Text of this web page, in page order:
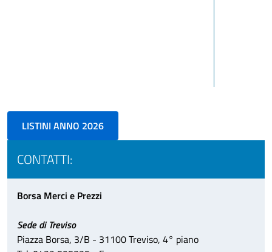
LISTINI ANNO 2026
CONTATTI:
Borsa Merci e Prezzi
Sede di Treviso
Piazza Borsa, 3/B - 31100 Treviso, 4° piano